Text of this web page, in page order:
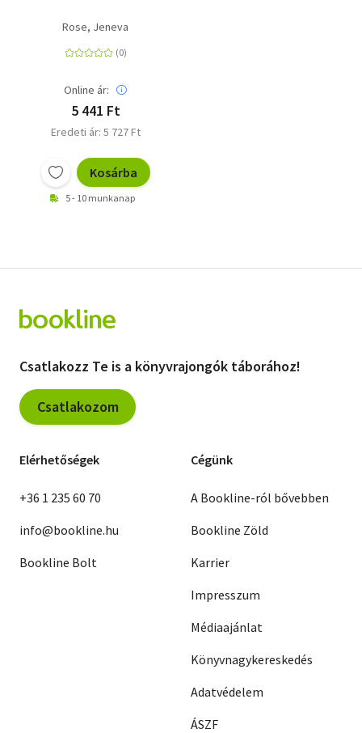
Rose, Jeneva
Online ár:
5 441 Ft
Eredeti ár: 5 727 Ft
Kosárba
5 - 10 munkanap
Csatlakozz Te is a könyvrajongók táborához!
Csatlakozom
Elérhetőségek
+36 1 235 60 70
info@bookline.hu
Bookline Bolt
Cégünk
A Bookline-ról bővebben
Bookline Zöld
Karrier
Impresszum
Médiaajánlat
Könyvnagykereskedés
Adatvédelem
ÁSZF